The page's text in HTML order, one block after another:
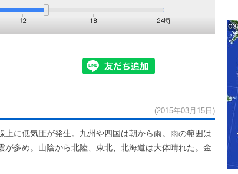
(2015年03月15日)
に低気圧が発生。九州や四国は朝から雨。雨の範囲は
多め。山陰から北陸、東北、北海道は大体晴れた。金